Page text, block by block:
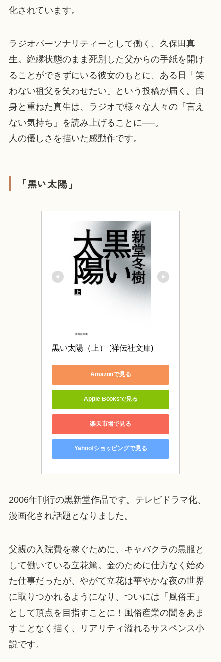
化されています。
ラジオパーソナリティーとして働く、久保田真
生。絶縁状態のまま死別した父からの手紙を開け
ることができずにいる彼女のもとに、ある日「笑
わない祖父を笑わせたい」という投稿が届く。自
身と重ねた真生は、ラジオで様々な人々の「言え
ない気持ち」を読み上げることに──。
人の優しさを描いた感動作です。
「黒い太陽」
黒い太陽（上） (祥伝社文庫)
Amazonで見る
Apple Booksで見る
楽天市場で見る
Yahoo!ショッピングで見る
2006年刊行の黒新堂作品です。テレビドラマ化、
漫画化され話題となりました。
父親の入院費を稼ぐために、キャバクラの黒服と
して働いている立花篤。金のために仕方なく始め
た仕事だったが、やがて立花は華やかな夜の世界
に取りつかれるようになり、ついには「風俗王」
として頂点を目指すことに！風俗産業の闇をあま
すことなく描く、リアリティ溢れるサスペンス小
説です。